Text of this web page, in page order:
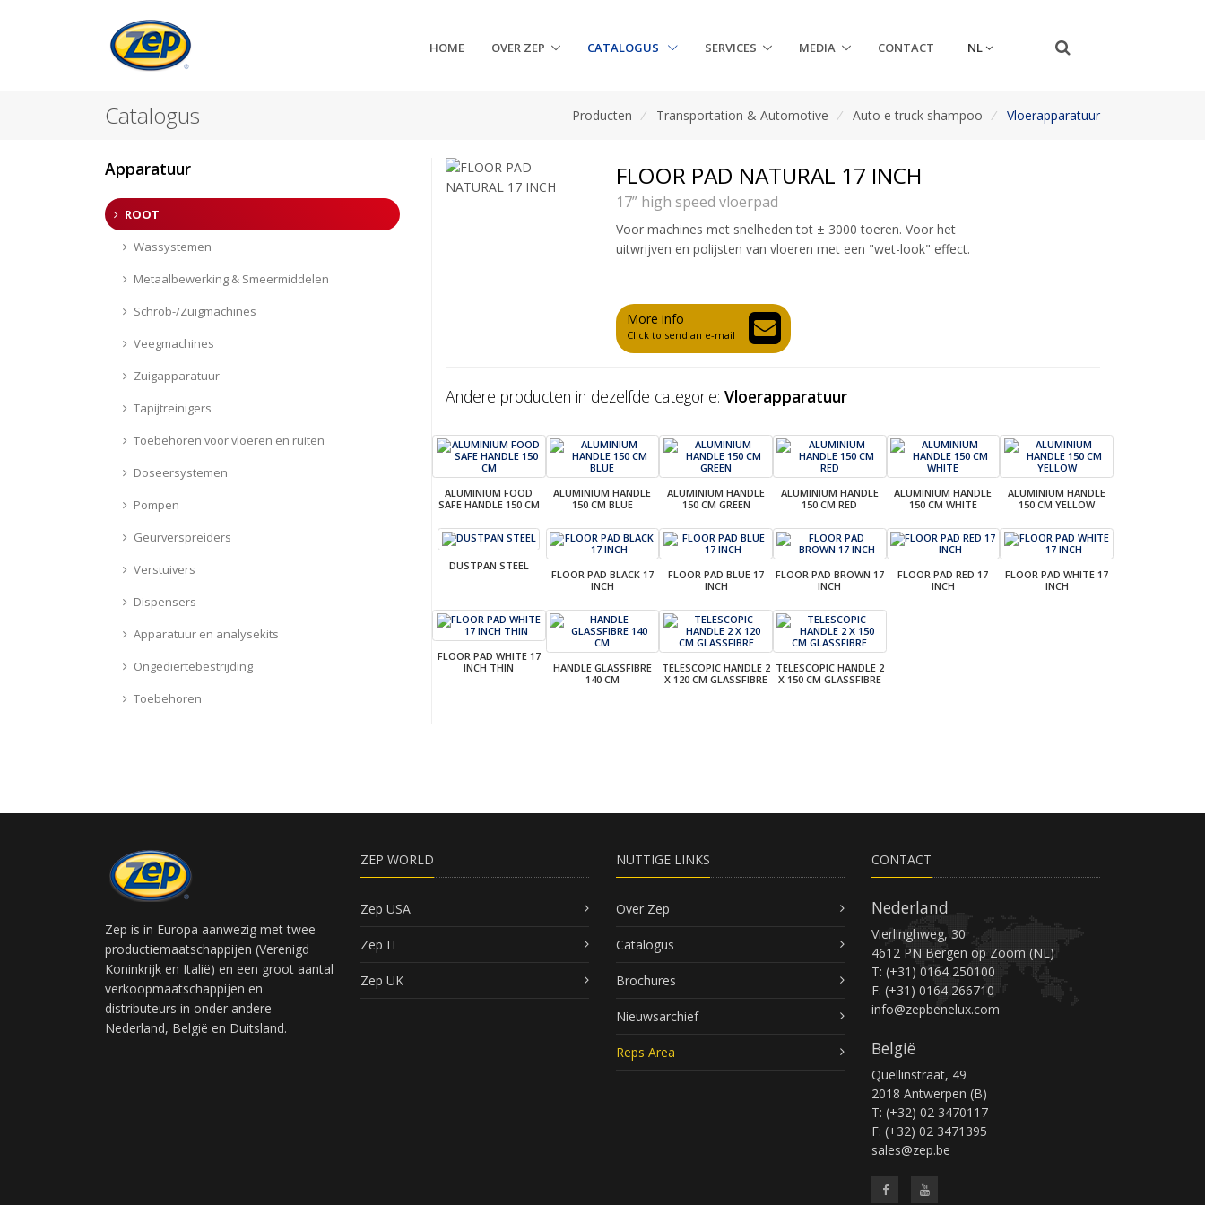
HOME OVER ZEP CATALOGUS SERVICES MEDIA CONTACT NL
Catalogus Producten / Transportation & Automotive / Auto e truck shampoo / Vloerapparatuur
FLOOR PAD NATURAL 17 INCH
17” high speed vloerpad
Voor machines met snelheden tot ± 3000 toeren. Voor het
uitwrijven en polijsten van vloeren met een "wet-look" effect.
More info
Click to send an e-mail
Andere producten in dezelfde categorie: Vloerapparatuur
ALUMINIUM FOOD
SAFE HANDLE 150 CM
ALUMINIUM HANDLE
150 CM BLUE
ALUMINIUM HANDLE
150 CM GREEN
ALUMINIUM HANDLE
150 CM RED
ALUMINIUM HANDLE
150 CM WHITE
ALUMINIUM HANDLE
150 CM YELLOW
DUSTPAN STEEL
FLOOR PAD BLACK 17
INCH
FLOOR PAD BLUE 17
INCH
FLOOR PAD BROWN 17
INCH
FLOOR PAD RED 17
INCH
FLOOR PAD WHITE 17
INCH
FLOOR PAD WHITE 17
INCH THIN
HANDLE GLASSFIBRE
140 CM
TELESCOPIC HANDLE 2
X 120 CM GLASSFIBRE
TELESCOPIC HANDLE 2
X 150 CM GLASSFIBRE
Apparatuur
ROOT
Wassystemen
Metaalbewerking & Smeermiddelen
Schrob-/Zuigmachines
Veegmachines
Zuigapparatuur
Tapijtreinigers
Toebehoren voor vloeren en ruiten
Doseersystemen
Pompen
Geurverspreiders
Verstuivers
Dispensers
Apparatuur en analysekits
Ongediertebestrijding
Toebehoren
Zep is in Europa aanwezig met twee
productiemaatschappijen (Verenigd
Koninkrijk en Italië) en een groot aantal
verkoopmaatschappijen en
distributeurs in onder andere
Nederland, België en Duitsland.
ZEP WORLD
Zep USA
Zep IT
Zep UK
NUTTIGE LINKS
Over Zep
Catalogus
Brochures
Nieuwsarchief
Reps Area
CONTACT
Nederland
Vierlinghweg, 30
4612 PN Bergen op Zoom (NL)
T: (+31) 0164 250100
F: (+31) 0164 266710
info@zepbenelux.com
België
Quellinstraat, 49
2018 Antwerpen (B)
T: (+32) 02 3470117
F: (+32) 02 3471395
sales@zep.be